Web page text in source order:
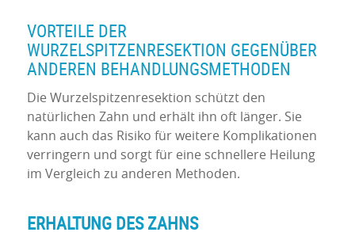
VORTEILE DER
WURZELSPITZENRESEKTION GEGENÜBER
ANDEREN BEHANDLUNGSMETHODEN
Die Wurzelspitzenresektion schützt den
natürlichen Zahn und erhält ihn oft länger. Sie
kann auch das Risiko für weitere Komplikationen
verringern und sorgt für eine schnellere Heilung
im Vergleich zu anderen Methoden.
ERHALTUNG DES ZAHNS